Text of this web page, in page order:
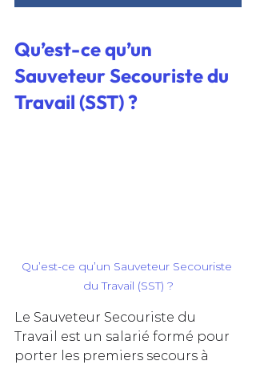
Qu’est-ce qu’un
Sauveteur Secouriste du
Travail (SST) ?
Qu’est-ce qu’un Sauveteur Secouriste
du Travail (SST) ?
Le Sauveteur Secouriste du
Travail est un salarié formé pour
porter les premiers secours à